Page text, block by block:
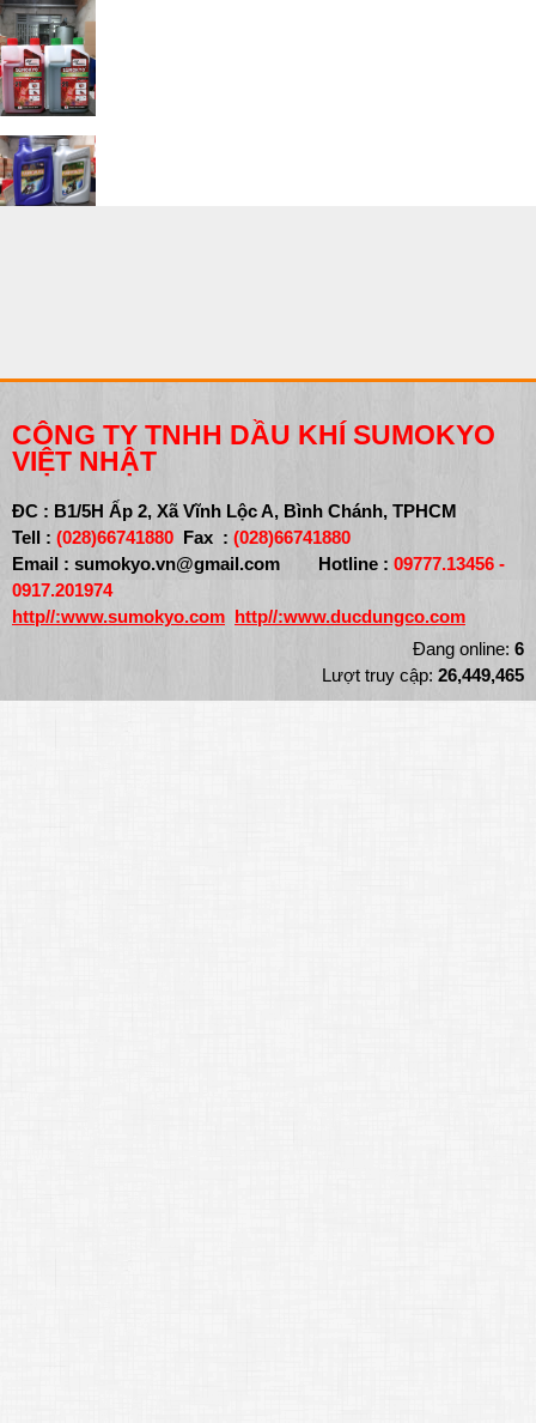
CÔNG TY TNHH DẦU KHÍ SUMOKYO
VIỆT NHẬT
ĐC : B1/5H Ấp 2, Xã Vĩnh Lộc A, Bình Chánh, TPHCM
Tell : (028)66741880 Fax : (028)66741880
Email : sumokyo.vn@gmail.com Hotline : 09777.13456 -
0917.201974
http//:www.sumokyo.com http//:www.ducdungco.com
Đang online: 6
Lượt truy cập: 26,449,465